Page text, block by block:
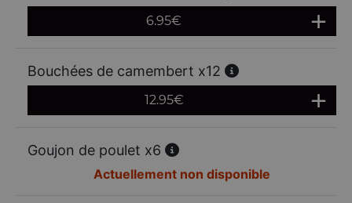
6.95€
Bouchées de camembert x12
12.95€
Goujon de poulet x6
Actuellement non disponible